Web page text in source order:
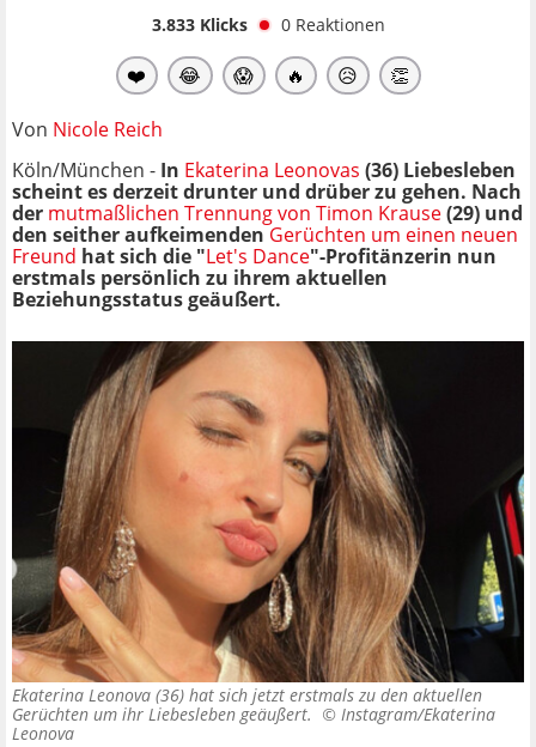
3.833Klicks 0 Reaktionen
❤️ 😂 😱 🔥 😥 👏
Von Nicole Reich
Köln/München - In Ekaterina Leonovas (36) Liebesleben
scheint es derzeit drunter und drüber zu gehen. Nach
der mutmaßlichen Trennung von Timon Krause(29) und
den seither aufkeimenden Gerüchten um einen neuen
Freund hat sich die "Let's Dance"-Profitänzerin nun
erstmals persönlich zu ihrem aktuellen
Beziehungsstatus geäußert.
Ekaterina Leonova (36) hat sich jetzt erstmals zu den aktuellen
Gerüchten um ihr Liebesleben geäußert. © Instagram/Ekaterina
Leonova